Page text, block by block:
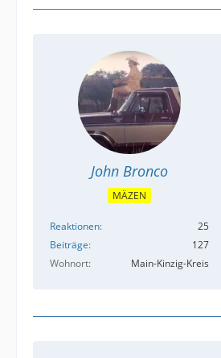
John Bronco
MÄZEN
Reaktionen
25
Beiträge
127
Wohnort
Main-Kinzig-Kreis